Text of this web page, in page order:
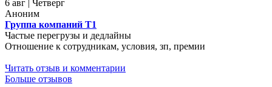
6 авг | Четверг
Аноним
Группа компаний Т1
Частые перегрузы и дедлайны
Отношение к сотрудникам, условия, зп, премии
Читать отзыв и комментарии
Больше отзывов